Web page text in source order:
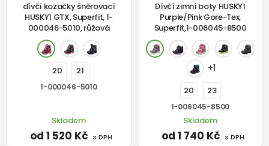
dívčí kozačky šněrovací
HUSKY1 GTX, Superfit, 1-
000046-5010, růžová
20 21
1-000046-5010
Skladem
od 1 520 Kč s DPH
Dívčí zimní boty HUSKY1
Purple/Pink Gore-Tex,
Superfit,1-006045-8500
+1
20 23
1-006045-8500
Skladem
od 1 740 Kč s DPH